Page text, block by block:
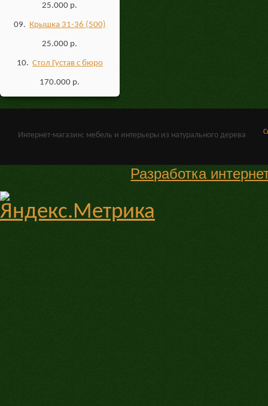
25.000 р.
09. Крышка 31-36 (500)
25.000 р.
10. Стол Густав с бюро
170.000 р.
Интернет-магазин: мебель и интерьеры из натурального дерева
Разработка